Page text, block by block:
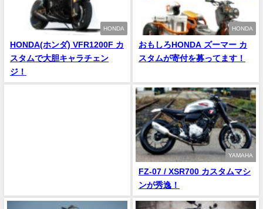
HONDA
HONDA(ホンダ) VFR1200F カ
スタムで大胆キャラチェン
ジ！
HONDA
おもしろHONDA ズーマー カ
スタムが寄付を募ってます！
YAMAHA
FZ-07 / XSR700 カスタムマシ
ンが秀逸！